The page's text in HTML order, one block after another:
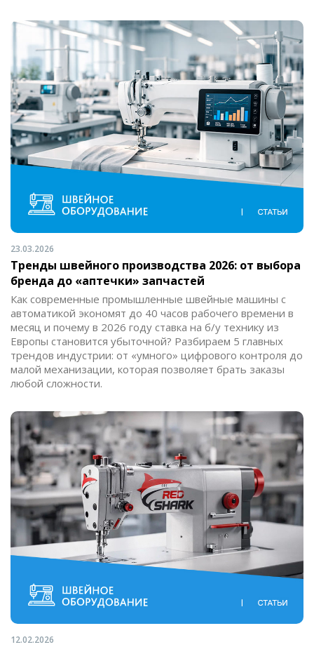
23.03.2026
Тренды швейного производства 2026: от выбора
бренда до «аптечки» запчастей
Как современные промышленные швейные машины с
автоматикой экономят до 40 часов рабочего времени в
месяц и почему в 2026 году ставка на б/у технику из
Европы становится убыточной? Разбираем 5 главных
трендов индустрии: от «умного» цифрового контроля до
малой механизации, которая позволяет брать заказы
любой сложности.
12.02.2026